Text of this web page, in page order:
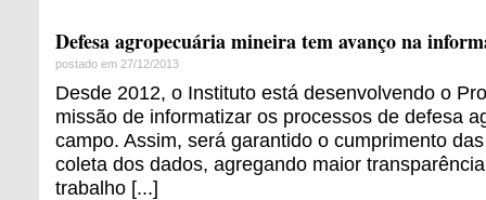
Defesa agropecuária mineira tem avanço na
postado em 27/12/2013
Desde 2012, o Instituto está desenvolvendo o
missão de informatizar os processos de defesa
campo. Assim, será garantido o cumprimento
coleta dos dados, agregando maior
trabalho [...]